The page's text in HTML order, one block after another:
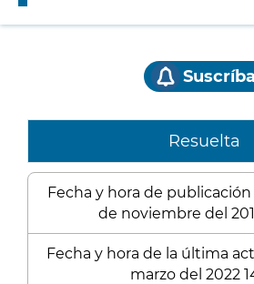
Resuelta
Fecha y hora de publicación
de noviembre del
Fecha y hora de la última
marzo del 2022